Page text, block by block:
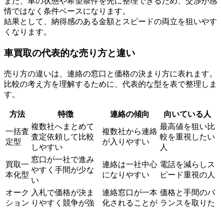
情ではなく条件ベースになります。
結果として、納得感のある金額とスピードの両立を狙いやす
くなります。
車買取の代表的な売り方と違い
売り方の違いは、連絡の窓口と価格の決まり方に表れます。
比較の考え方を理解するために、代表的な型を表で整理しま
す。
方法 特徴 連絡の傾向 向いている人
一括査
定型
複数社へまとめて
査定依頼して比較
しやすい
複数社から連絡
が入りやすい
最高値を狙い比
較を重視したい
人
買取一
本化型
窓口が一社で進み
やすく手間が少な
い
連絡は一社中心
になりやすい
電話を減らしス
ピード重視の人
オーク
ション
入札で価格が決ま
りやすく競争が強
連絡窓口が一本
化されることが
価格と手間のバ
ランスを取りた